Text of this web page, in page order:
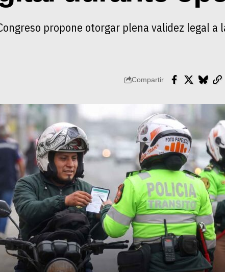
propone otorgar plena validez legal a
Compartir